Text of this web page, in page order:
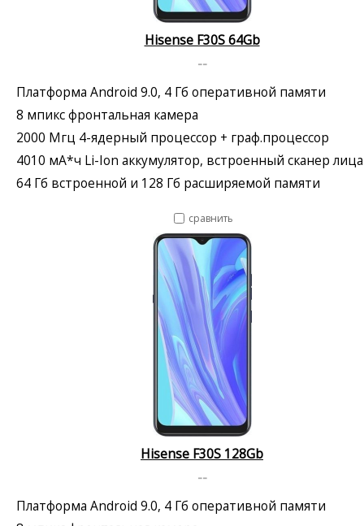
Hisense F30S 64Gb
--
Платформа Android 9.0, 4 Гб оперативной памяти
8 мпикс фронтальная камера
2000 Мгц 4-ядерный процессор + граф.процессор
4010 мА*ч Li-Ion аккумулятор, встроенный сканер лица
64 Гб встроенной и 128 Гб расширяемой памяти
сравнить
Hisense F30S 128Gb
--
Платформа Android 9.0, 4 Гб оперативной памяти